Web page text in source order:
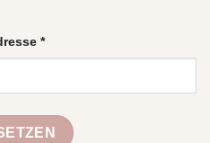
*Erforderlich